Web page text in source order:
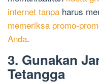
internet tanpa harus
memeriksa promo-
Anda.
3. Gunakan
Tetangga